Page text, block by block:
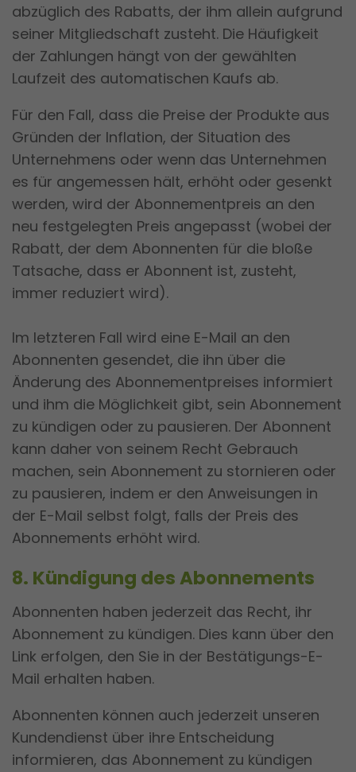
abzüglich des Rabatts, der ihm allein aufgrund
seiner Mitgliedschaft zusteht. Die Häufigkeit
der Zahlungen hängt von der gewählten
Laufzeit des automatischen Kaufs ab.
Für den Fall, dass die Preise der Produkte aus
Gründen der Inflation, der Situation des
Unternehmens oder wenn das Unternehmen
es für angemessen hält, erhöht oder gesenkt
werden, wird der Abonnementpreis an den
neu festgelegten Preis angepasst (wobei der
Rabatt, der dem Abonnenten für die bloße
Tatsache, dass er Abonnent ist, zusteht,
immer reduziert wird).
Im letzteren Fall wird eine E-Mail an den
Abonnenten gesendet, die ihn über die
Änderung des Abonnementpreises informiert
und ihm die Möglichkeit gibt, sein Abonnement
zu kündigen oder zu pausieren. Der Abonnent
kann daher von seinem Recht Gebrauch
machen, sein Abonnement zu stornieren oder
zu pausieren, indem er den Anweisungen in
der E-Mail selbst folgt, falls der Preis des
Abonnements erhöht wird.
8. Kündigung des Abonnements
Abonnenten haben jederzeit das Recht, ihr
Abonnement zu kündigen. Dies kann über den
Link erfolgen, den Sie in der Bestätigungs-E-
Mail erhalten haben.
Abonnenten können auch jederzeit unseren
Kundendienst über ihre Entscheidung
informieren, das Abonnement zu kündigen